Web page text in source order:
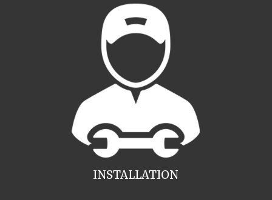
INSTALLATION